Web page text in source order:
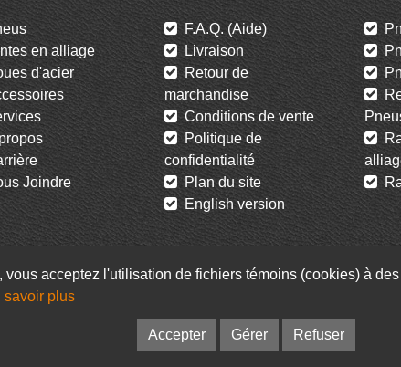
en alliage
d'acier
Joindre
F.A.Q. (Aide)
Livraison
Retour de
marchandise
Conditions de vente
Politique de
confidentialité
Plan du site
English version
© Pneus Paquet /Pneus St-Hubert • Web :Option PME
acceptez l'utilisation de fichiers témoins (cookies) à
savoir plus
Accepter Gérer Refuser